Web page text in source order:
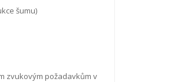
šumu)
zvukovým požadavkům v